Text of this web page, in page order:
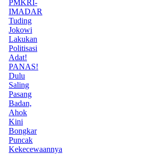
PMKRI-
IMADAR
Tuding
Jokowi
Lakukan
Politisasi
Adat!
PANAS!
Dulu
Saling
Pasang
Badan,
Ahok
Kini
Bongkar
Puncak
Kekecewaannya